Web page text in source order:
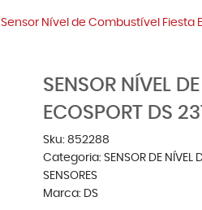
Sensor Nível de Combustível Fiesta
SENSOR NÍVEL
ECOSPORT DS
Sku: 852288
Categoria: SENSOR DE NÍVEL
SENSORES
Marca: DS